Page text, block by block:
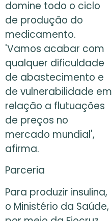
domine todo o ciclo
de produção do
medicamento.
'Vamos acabar com
qualquer dificuldade
de abastecimento e
de vulnerabilidade em
relação a flutuações
de preços no
mercado mundial',
afirma.
Parceria
Para produzir insulina,
o Ministério da Saúde,